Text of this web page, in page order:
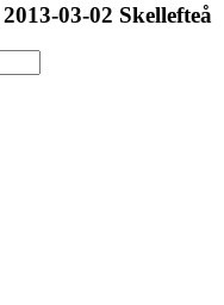
03-02 Skellefteå